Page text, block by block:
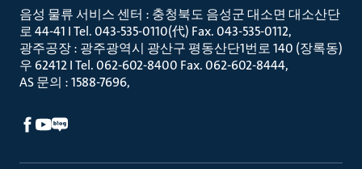
음성 물류 서비스 센터 : 충청북도 음성군 대소면 대소산단
로 44-41 I Tel. 043-535-0110(代) Fax. 043-535-0112
광주공장 : 광주광역시 광산구 평동산단1번로 140 (장록동)
우 62412 I Tel. 062-602-8400 Fax. 062-602-8444
AS 문의 : 1588-7696